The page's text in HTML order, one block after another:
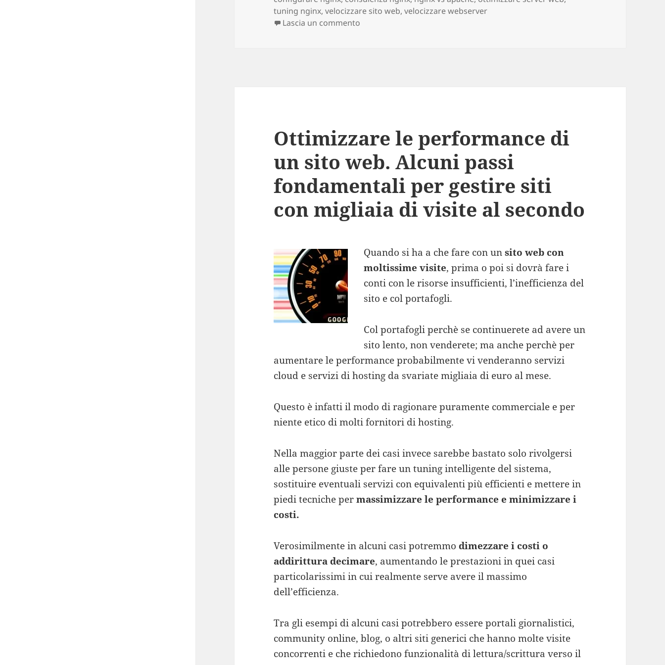
tuning nginx,velocizzare sito web,velocizzare webserver
Lascia un commento
Ottimizzare le performance di
un sito web. Alcuni passi
fondamentali per gestire siti
con migliaia di visite al secondo
Quando si ha a che fare con unsito web con
moltissime visite, prima o poi si dovrà fare i
conti con le risorse insufficienti, l’inefficienza del
sito e col portafogli.
Col portafogli perchè se continuerete ad avere un
sito lento, non venderete; ma anche perchè per
aumentare le performance probabilmente vi venderanno servizi
cloud e servizi di hosting da svariate migliaia di euro al mese.
Questo è infatti il modo di ragionare puramente commerciale e per
niente etico di molti fornitori di hosting.
Nella maggior parte dei casi invece sarebbe bastato solo rivolgersi
alle persone giuste per fare un tuning intelligente del sistema,
sostituire eventuali servizi con equivalenti più efficienti e mettere in
piedi tecniche permassimizzare le performance e minimizzare i
costi.
Verosimilmente in alcuni casi potremmo dimezzare i costi o
addirittura decimare, aumentando le prestazioni in quei casi
particolarissimi in cui realmente serve avere il massimo
dell’efficienza.
Tra gli esempi di alcuni casi potrebbero essere portali giornalistici,
community online, blog, o altri siti generici che hanno molte visite
concorrenti e che richiedono funzionalità di lettura/scrittura verso il